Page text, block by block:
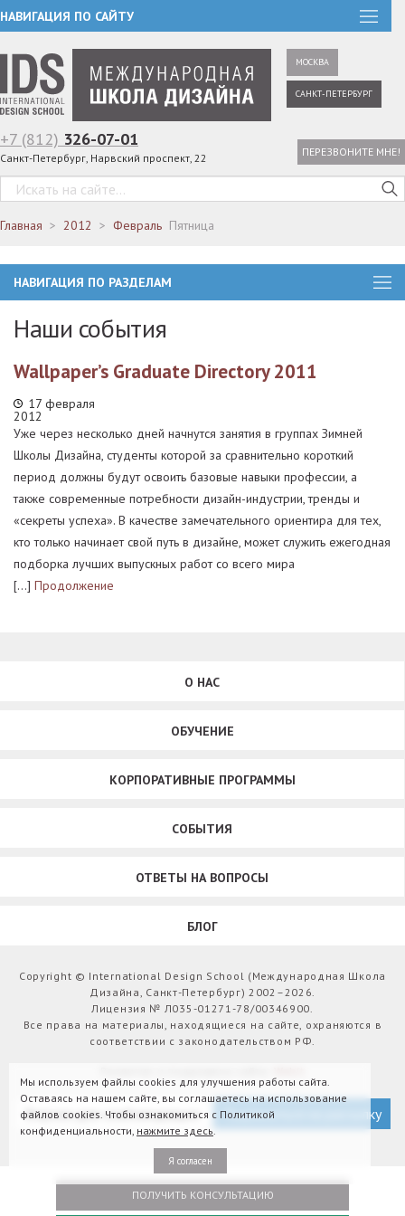
НАВИГАЦИЯ ПО САЙТУ
МОСКВА
САНКТ-ПЕТЕРБУРГ
+7 (812) 326-07-01
Санкт-Петербург, Нарвский проспект, 22 ПЕРЕЗВОНИТЕ МНЕ!
Главная 2012 Февраль Пятница
НАВИГАЦИЯ ПО РАЗДЕЛАМ
Наши события
Wallpaper’s Graduate Directory 2011
17 февраля
2012
Уже через несколько дней начнутся занятия в группах Зимней
Школы Дизайна, студенты которой за сравнительно короткий
период должны будут освоить базовые навыки профессии, а
также современные потребности дизайн-индустрии, тренды и
«секреты успеха». В качестве замечательного ориентира для тех,
кто только начинает свой путь в дизайне, может служить ежегодная
подборка лучших выпускных работ со всего мира
[…] Продолжение
О НАС
ОБУЧЕНИЕ
КОРПОРАТИВНЫЕ ПРОГРАММЫ
СОБЫТИЯ
ОТВЕТЫ НА ВОПРОСЫ
БЛОГ
Copyright © International Design School (Международная Школа
Дизайна, Санкт-Петербург) 2002–2026.
Лицензия № Л035-01271-78/00346900.
Все права на материалы, находящиеся на сайте, охраняются в
соответствии с законодательством РФ.
Версия для слабовидящих Подписаться на рассылку
ПОЛУЧИТЬ КОНСУЛЬТАЦИЮ
Мы используем файлы cookies для улучшения работы сайта.
Оставаясь на нашем сайте, вы соглашаетесь на использование
файлов cookies. Чтобы ознакомиться с Политикой
конфиденциальности, нажмите здесь.
Я согласен